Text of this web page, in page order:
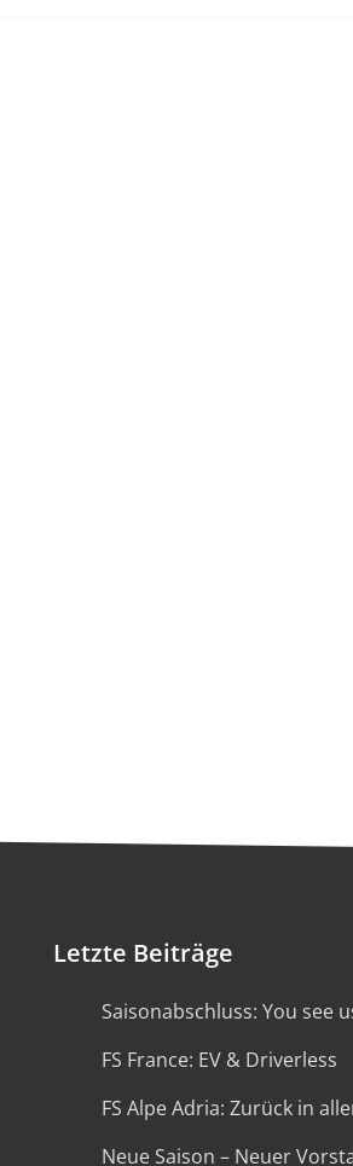
Letzte Beiträge
Saisonabschluss: You see
FS France: EV & Driverless
FS Alpe Adria: Zurück in
Neue Saison – Neuer